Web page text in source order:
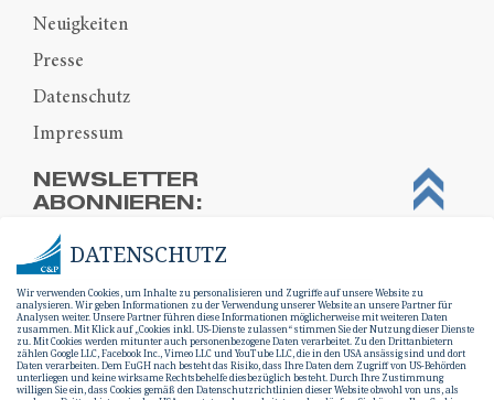
Neuigkeiten
Presse
Datenschutz
Impressum
NEWSLETTER
ABONNIEREN:
DATENSCHUTZ
Wir verwenden Cookies, um Inhalte zu personalisieren und Zugriffe auf unsere Website zu
analysieren. Wir geben Informationen zu der Verwendung unserer Website an unsere Partner für
Analysen weiter. Unsere Partner führen diese Informationen möglicherweise mit weiteren Daten
zusammen. Mit Klick auf „Cookies inkl. US-Dienste zulassen“ stimmen Sie der Nutzung dieser Dienste
zu. Mit Cookies werden mitunter auch personenbezogene Daten verarbeitet. Zu den Drittanbietern
zählen Google LLC, Facebook Inc., Vimeo LLC und YouTube LLC, die in den USA ansässig sind und dort
Daten verarbeiten. Dem EuGH nach besteht das Risiko, dass Ihre Daten dem Zugriff von US-Behörden
unterliegen und keine wirksame Rechtsbehelfe diesbezüglich besteht. Durch Ihre Zustimmung
willigen Sie ein, dass Cookies gemäß den Datenschutzrichtlinien dieser Website obwohl von uns, als